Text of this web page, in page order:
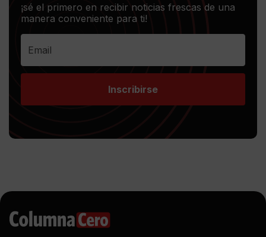
¡sé el primero en recibir noticias frescas de una
manera conveniente para ti!
Inscribirse